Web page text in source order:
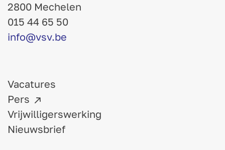
2800 Mechelen
015 44 65 50
info@vsv.be
Vacatures
Pers
Vrijwilligerswerking
Nieuwsbrief